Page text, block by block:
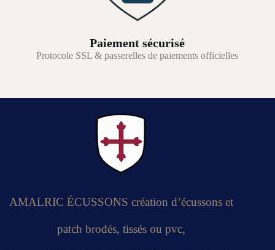
Paiement sécurisé
Protocole SSL & passerelles de paiements officielles
AMALRIC ÉCUSSONS création d’écussons et
patch brodés, tissés ou pvc,